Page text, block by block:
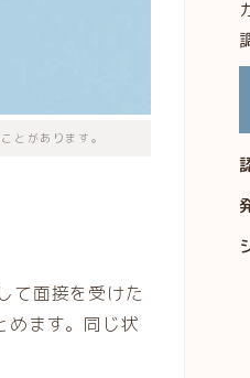
とがあります。
て面接を受けた
めます。同じ状